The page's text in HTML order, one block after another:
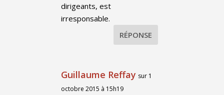
dirigeants, est
irresponsable.
RÉPONSE
Guillaume Reffay sur 1
octobre 2015 à 15h19